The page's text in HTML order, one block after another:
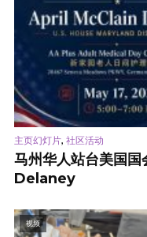
主页幻灯片, 社区活动
马州华人站台美国
Delaney
视频